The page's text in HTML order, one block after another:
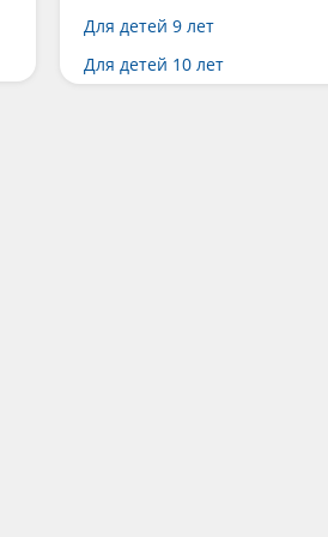
Для детей 9 лет
Для детей 10 лет